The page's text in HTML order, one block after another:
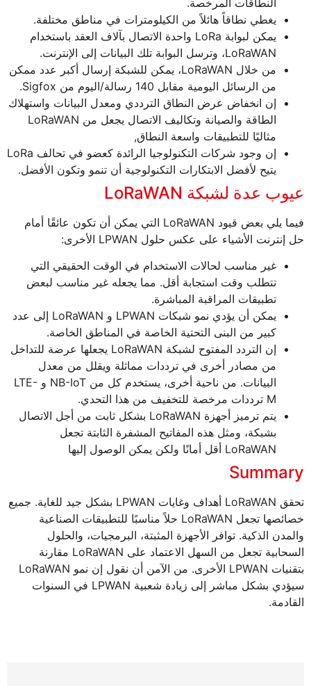
النطاقات المرخصة.
يغطي نطاقاً هائلاً من الكيلومترات في مناطق مختلفة.
يمكن لبوابة LoRa واحدة الاتصال بآلاف العقد باستخدام
LoRaWAN، وترسل البوابة تلك البيانات إلى الإنترنت.
من خلال LoRaWAN، يمكن للشبكة إرسال أكبر عدد ممكن
من الرسائل اليومية مقابل 140 رسالة/اليوم من Sigfox.
إن انخفاض عرض النطاق الترددي ومعدل البيانات واستهلاك
الطاقة والصيانة وتكاليف الاتصال يجعل من LoRaWAN
مثاليًا للتطبيقات واسعة النطاق,
إن وجود شركات التكنولوجيا الرائدة كعضو في تحالف LoRa
يتيح لأفضل الابتكارات التكنولوجية أن تنمو وتكون الأفضل.
عيوب عدة لشبكة LoRaWAN
فيما يلي بعض قيود LoRaWAN التي يمكن أن تكون عائقًا أمام
حل إنترنت الأشياء على عكس حلول LPWAN الأخرى:
غير مناسب لحالات الاستخدام في الوقت الحقيقي التي
تتطلب وقت استجابة أقل. مما يجعله غير مناسب لبعض
تطبيقات المراقبة المباشرة.
يمكن أن يؤدي نمو شبكات LPWAN و LoRaWAN إلى عدد
كبير من البنى التحتية الخاصة في المناطق الخاصة.
إن التردد المفتوح لشبكة LoRaWAN يجعلها عرضة للتداخل
من مصادر أخرى في ترددات مماثلة ويقلل من معدل
البيانات. من ناحية أخرى، يستخدم كل من NB-IoT و LTE-
M ترددات مرخصة للتخفيف من هذا التحدي.
يتم ترميز أجهزة LoRaWAN بشكل ثابت من أجل الاتصال
بشبكة، ومثل هذه المفاتيح المشفرة الثابتة تجعل
LoRaWAN أقل أمانًا ولكن يمكن الوصول إليها
Summary
تحقق LoRaWAN أهداف وغايات LPWAN بشكل جيد للغاية. جميع
خصائصها تجعل LoRaWAN حلاً مناسبًا للتطبيقات الصناعية
والمدن الذكية. توافر الأجهزة المثبتة، البرمجيات، والحلول
السحابية تجعل من السهل الاعتماد على LoRaWAN مقارنة
بتقنيات LPWAN الأخرى. من الآمن أن نقول إن نمو LoRaWAN
سيؤدي بشكل مباشر إلى زيادة شعبية LPWAN في السنوات
القادمة.